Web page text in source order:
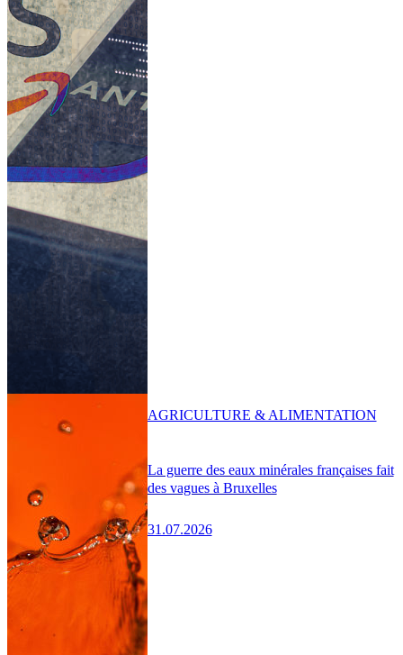
La guerre des eaux minérales françaises fait
des vagues à Bruxelles
31.07.2026
AGRICULTURE & ALIMENTATION